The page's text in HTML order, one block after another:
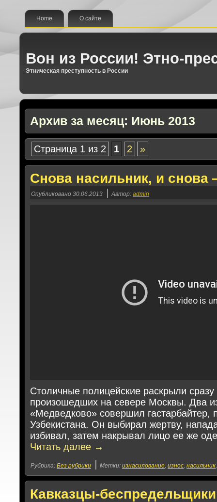
Home О сайте
Вон из России! Этно-
Этническая преступность в России
Архив за месяц: Июнь 2013
Страница 1 из 2 1 2 »
Снова насильник, и снова
Опубликовано 30.06.2013 Автор: admin
Столичные полицейские раскрыли сразу
произошедших на севере Москвы. Два
«Медведково» совершил гастарбайтер,
Узбекистана. Он выбирал жертву,
избивал, затем накрывал лицо ее же
Читать далее →
Рубрика: Без рубрики Метки: изнасилование, износ, насильник
Кавказцы-